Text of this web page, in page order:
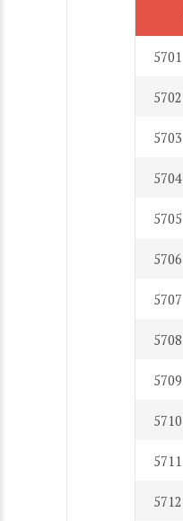
5701
5702
5703
5704
5705
5706
5707
5708
5709
5710
5711
5712